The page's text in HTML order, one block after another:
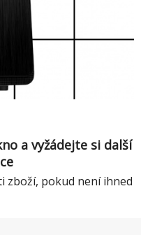
a vyžádejte si další
zboží, pokud není ihned